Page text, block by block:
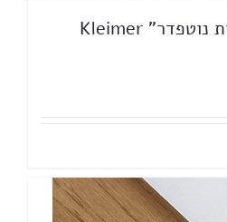
קליימר" חיבור לוחות נוטפדר" Kleimer